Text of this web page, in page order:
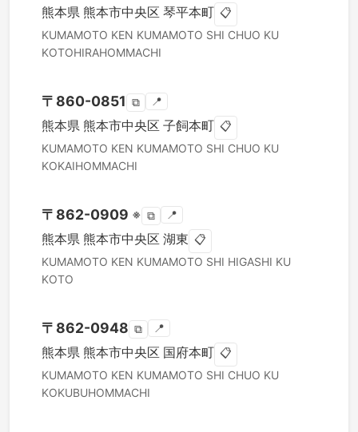
熊本県 熊本市中央区 琴平本町 📋
KUMAMOTO KEN KUMAMOTO SHI CHUO KU
KOTOHIRAHOMMACHI
〒 860-0851 ⧉ 📍
熊本県 熊本市中央区 子飼本町 📋
KUMAMOTO KEN KUMAMOTO SHI CHUO KU
KOKAIHOMMACHI
〒 862-0909 ※ ⧉ 📍
熊本県 熊本市中央区 湖東 📋
KUMAMOTO KEN KUMAMOTO SHI HIGASHI KU
KOTO
〒 862-0948 ⧉ 📍
熊本県 熊本市中央区 国府本町 📋
KUMAMOTO KEN KUMAMOTO SHI CHUO KU
KOKUBUHOMMACHI